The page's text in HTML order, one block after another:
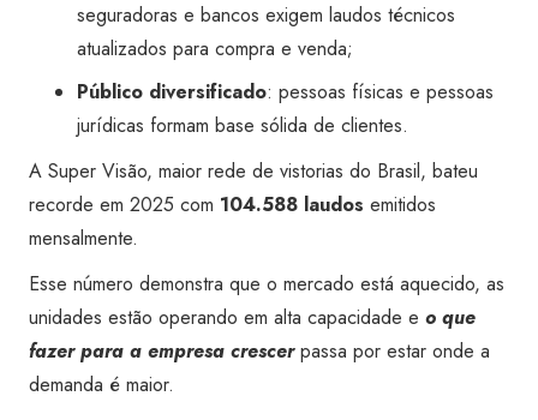
seguradoras e bancos exigem laudos técnicos
atualizados para compra e venda;
Público diversificado: pessoas físicas e pessoas
jurídicas formam base sólida de clientes.
A Super Visão, maior rede de vistorias do Brasil, bateu
recorde em 2025 com 104.588 laudos emitidos
mensalmente.
Esse número demonstra que o mercado está aquecido, as
unidades estão operando em alta capacidade e o que
fazer para a empresa crescer passa por estar onde a
demanda é maior.